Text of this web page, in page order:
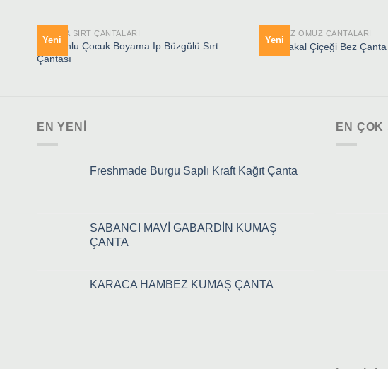
Yeni
BOYAMA SIRT ÇANTALARI
Unicornlu Çocuk Boyama Ip Büzgülü Sırt
Çantası
Yeni
HAM BEZ OMUZ ÇANTALARI
Portakakal Çiçeği Bez Çanta
EN YENI
Freshmade Burgu Saplı Kraft Kağıt Çanta
SABANCI MAVİ GABARDİN KUMAŞ
ÇANTA
KARACA HAMBEZ KUMAŞ ÇANTA
EN ÇOK